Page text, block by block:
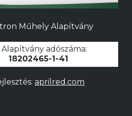
Műhely Alapítvány
Alapítvány adószáma:
18202465-1-41
aprilred.com